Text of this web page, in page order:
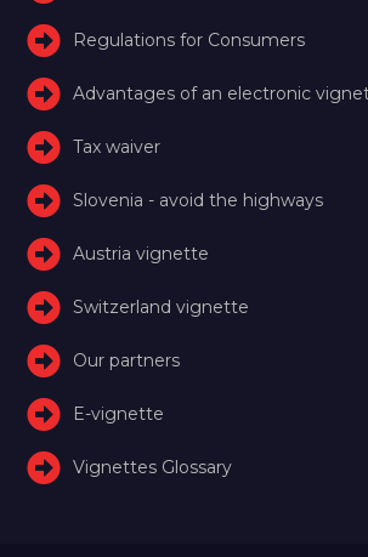
Regulations for Consumers
Advantages of an electronic
Tax waiver
Slovenia - avoid the highways
Austria vignette
Switzerland vignette
Our partners
E-vignette
Vignettes Glossary